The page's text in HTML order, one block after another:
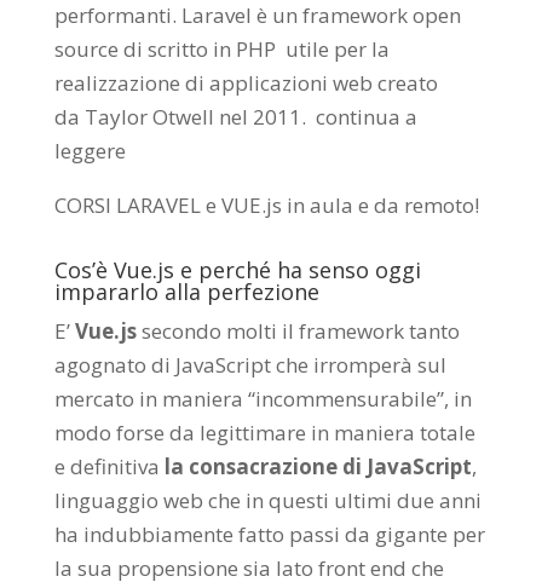
performanti. Laravel è un framework open
source di scritto in PHP utile per la
realizzazione di applicazioni web creato
da Taylor Otwell nel 2011. continua a
leggere
CORSI LARAVEL e VUE.js in aula e da remoto!
Cos’è Vue.js e perché ha senso oggi
impararlo alla perfezione
E’Vue.jssecondo molti il framework tanto
agognato di JavaScript che irromperà sul
mercato in maniera “incommensurabile”, in
modo forse da legittimare in maniera totale
e definitiva la consacrazione di JavaScript,
linguaggio web che in questi ultimi due anni
ha indubbiamente fatto passi da gigante per
la sua propensione sia lato front end che